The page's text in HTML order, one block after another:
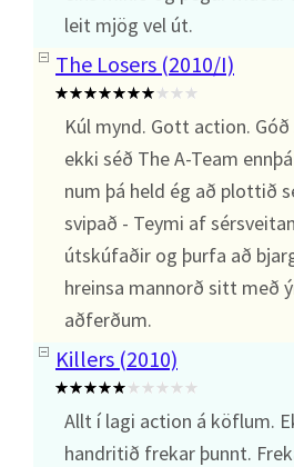
leit mjög vel út.
The Losers (2010/I)
Kúl mynd. Gott action.
ekki séð The A-Team
num þá held ég að plottið
svipað - Teymi af
útskúfaðir og þurfa að
hreinsa mannorð sitt með
aðferðum.
Killers (2010)
Allt í lagi action á köflum.
handritið frekar þunnt.